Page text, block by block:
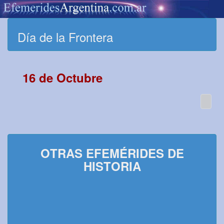
Día de la Frontera
16 de Octubre
OTRAS EFEMÉRIDES DE
HISTORIA